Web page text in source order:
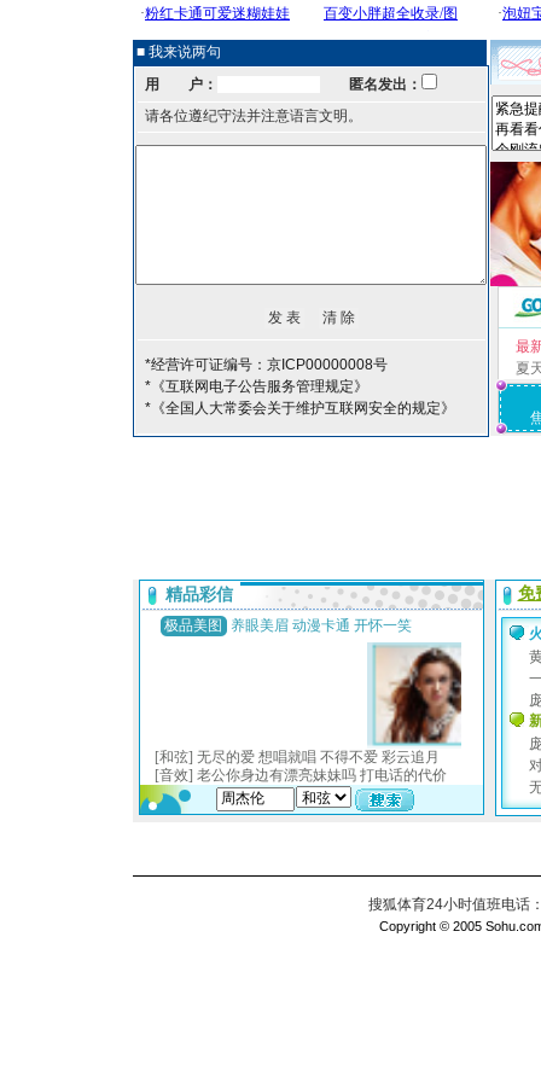
■ 我来说两句
用 户：
匿名发出：
请各位遵纪守法并注意语言文明。
*经营许可证编号：京ICP00000008号
*《互联网电子公告服务管理规定》
*《全国人大常委会关于维护互联网安全的规定》
最
夏
搜狐体育24小时值班电话
Copyright © 2005